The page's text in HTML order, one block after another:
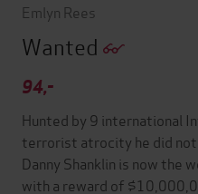
Emlyn Rees
Wanted
94,-
Hunted by 9 international
terrorist atrocity he did
Danny Shanklin is now the
with a reward of